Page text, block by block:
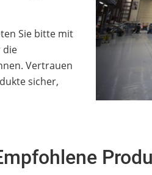
Sie bitte mit
die
Vertrauen
sicher,